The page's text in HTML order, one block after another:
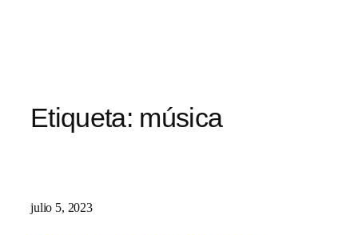
Etiqueta: música
julio 5, 2023